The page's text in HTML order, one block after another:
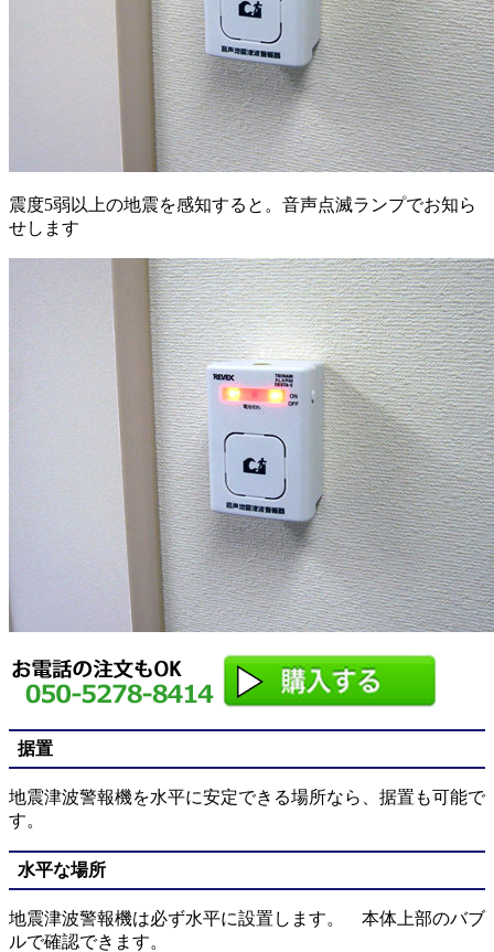
震度5弱以上の地震を感知すると。音声点滅ランプでお知ら
せします
据置
地震津波警報機を水平に安定できる場所なら、据置も可能で
す。
水平な場所
地震津波警報機は必ず水平に設置します。 本体上部のバブ
ルで確認できます。